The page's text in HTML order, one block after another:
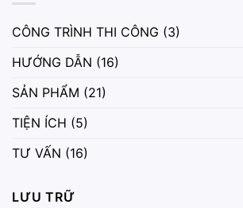
CÔNG TRÌNH THI CÔNG (3)
HƯỚNG DẪN (16)
SẢN PHẨM (21)
TIỆN ÍCH (5)
TƯ VẤN (16)
LƯU TRỮ